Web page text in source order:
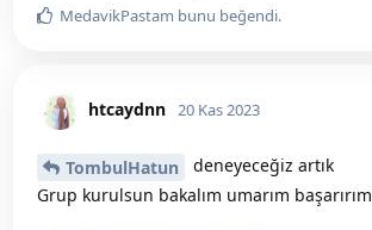
MedavikPastam bunu beğendi.
htcaydnn 20 Kas 2023
TombulHatun
deneyeceğiz artık
Grup kurulsun bakalım umarım başarırım